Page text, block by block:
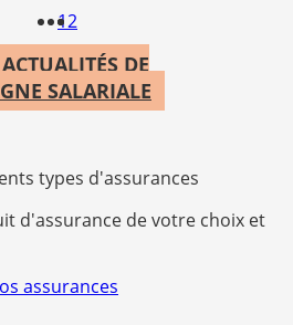
12
DE
SALARIALE
types d'assurances
d'assurance de votre choix et
assurances